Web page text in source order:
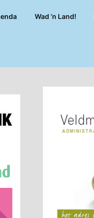
Wad ’n Land!